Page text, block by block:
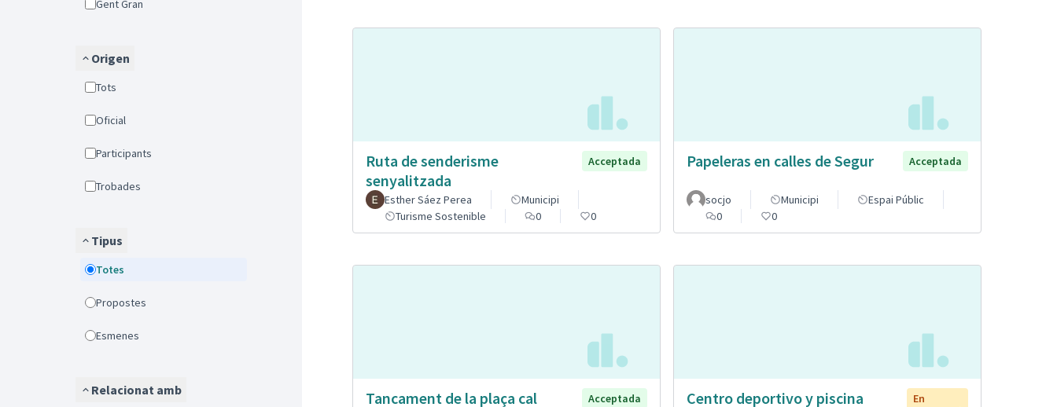
Gent Gran
Origen
Tots
Oficial
Participants
Trobades
Tipus
Totes
Propostes
Esmenes
Relacionat amb
Ruta de senderisme
senyalitzada
Acceptada
Esther Sáez Perea
Municipi
Turisme Sostenible
0 0
Papeleras en calles de Segur Acceptada
socjo Municipi
Espai Públic
0
0
Tancament de la plaça cal
Acceptada
Centro deportivo y piscina
En